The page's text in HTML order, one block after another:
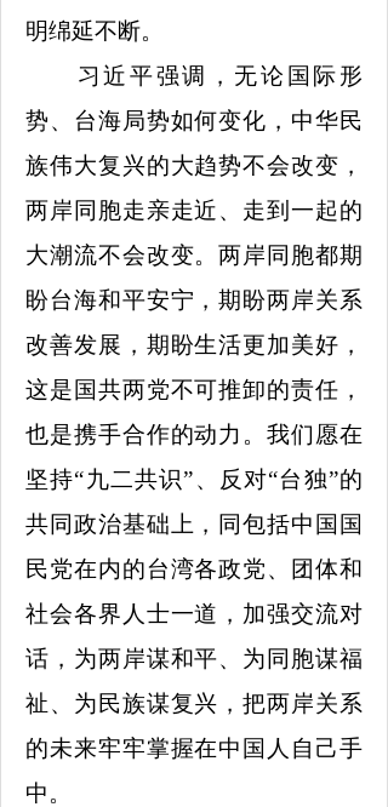
明绵延不断。
习近平强调，无论国际形
势、台海局势如何变化，中华民
族伟大复兴的大趋势不会改变，
两岸同胞走亲走近、走到一起的
大潮流不会改变。两岸同胞都期
盼台海和平安宁，期盼两岸关系
改善发展，期盼生活更加美好，
这是国共两党不可推卸的责任，
也是携手合作的动力。我们愿在
坚持“九二共识”、反对“台独”的
共同政治基础上，同包括中国国
民党在内的台湾各政党、团体和
社会各界人士一道，加强交流对
话，为两岸谋和平、为同胞谋福
祉、为民族谋复兴，把两岸关系
的未来牢牢掌握在中国人自己手
中。